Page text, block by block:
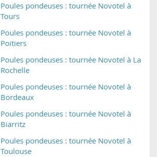
Poules pondeuses : tournée Novotel à
Tours
Poules pondeuses : tournée Novotel à
Poitiers
Poules pondeuses : tournée Novotel à La
Rochelle
Poules pondeuses : tournée Novotel à
Bordeaux
Poules pondeuses : tournée Novotel à
Biarritz
Poules pondeuses : tournée Novotel à
Toulouse